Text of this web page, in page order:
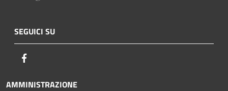
SEGUICI SU
AMMINISTRAZIONE